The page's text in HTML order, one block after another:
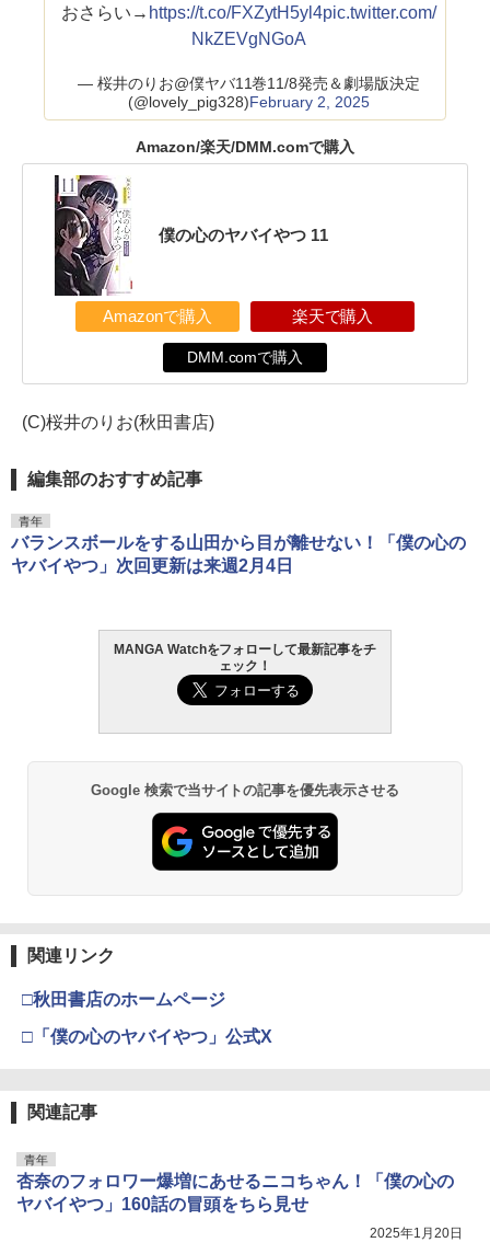
おさらい→ https://t.co/FXZytH5yl4pic.twitter.com/
NkZEVgNGoA
— 桜井のりお@僕ヤバ11巻11/8発売＆劇場版決定
(@lovely_pig328)February 2, 2025
Amazon/楽天/DMM.comで購入
僕の心のヤバイやつ 11
Amazonで購入 楽天で購入
DMM.comで購入
(C)桜井のりお(秋田書店)
編集部のおすすめ記事
青年
バランスボールをする山田から目が離せない！「僕の心の
ヤバイやつ」次回更新は来週2月4日
MANGA Watchをフォローして最新記事をチ
ェック！
Google 検索で当サイトの記事を優先表示させる
関連リンク
□秋田書店のホームページ
□「僕の心のヤバイやつ」公式X
関連記事
青年
杏奈のフォロワー爆増にあせるニコちゃん！「僕の心の
ヤバイやつ」160話の冒頭をちら見せ
2025年1月20日